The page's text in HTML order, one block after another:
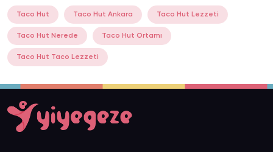
Taco Hut Taco Hut Ankara Taco Hut Lezzeti
Taco Hut Nerede Taco Hut Ortamı
Taco Hut Taco Lezzeti